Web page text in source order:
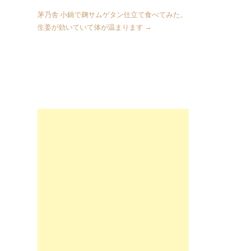
茅乃舎 小鍋で麹サムゲタン仕立て食べてみた。
生姜が効いていて体が温まります →